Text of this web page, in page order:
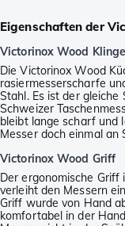
Eigenschaften der
Victorinox Wood Klinge
Die Victorinox Wood
rasiermesserscharfe
Stahl. Es ist der
Schweizer
bleibt lange scharf und
Messer doch einmal an
Victorinox Wood Griff
Der ergonomische
verleiht den Messern
Griff wurde von Hand
komfortabel in der